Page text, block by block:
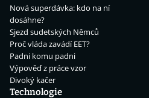
Nová superdávka: kdo na ní
dosáhne?
Sjezd sudetských Němců
Proč vláda zavádí EET?
Padni komu padni
Výpověď z práce vzor
Divoký kačer
Technologie